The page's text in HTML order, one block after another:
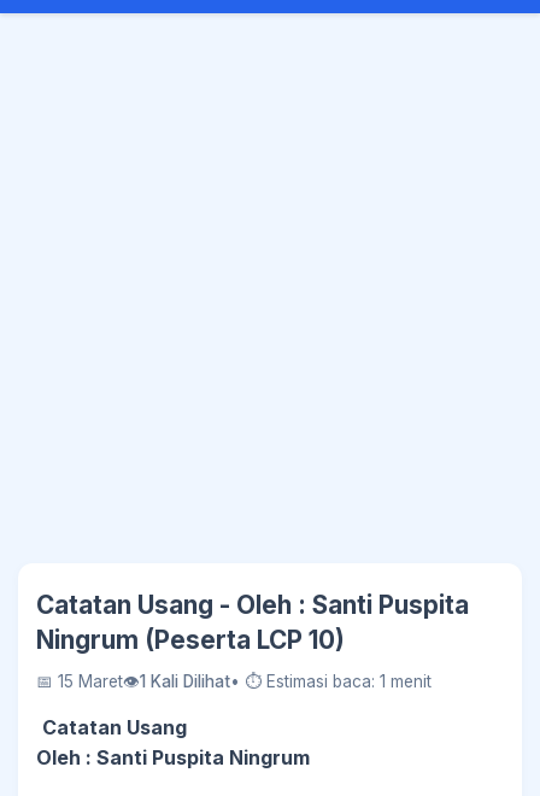
Catatan Usang - Oleh : Santi Puspita
Ningrum (Peserta LCP 10)
📅 15 Maret👁1 Kali Dilihat• ⏱ Estimasi baca: 1 menit
Catatan Usang
Oleh : Santi Puspita Ningrum